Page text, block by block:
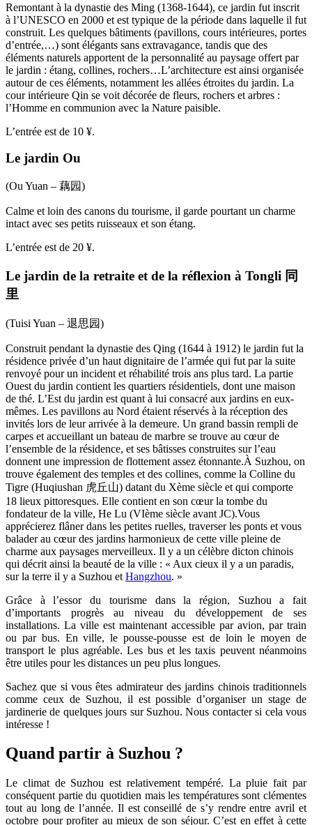
Remontant à la dynastie des Ming (1368-1644), ce jardin fut inscrit
à l’UNESCO en 2000 et est typique de la période dans laquelle il fut
construit. Les quelques bâtiments (pavillons, cours intérieures, portes
d’entrée,…) sont élégants sans extravagance, tandis que des
éléments naturels apportent de la personnalité au paysage offert par
le jardin : étang, collines, rochers…L’architecture est ainsi organisée
autour de ces éléments, notamment les allées étroites du jardin. La
cour intérieure Qin se voit décorée de fleurs, rochers et arbres :
l’Homme en communion avec la Nature paisible.
L’entrée est de 10 ¥.
Le jardin Ou
(Ou Yuan – 藕园)
Calme et loin des canons du tourisme, il garde pourtant un charme
intact avec ses petits ruisseaux et son étang.
L’entrée est de 20 ¥.
Le jardin de la retraite et de la réflexion à Tongli 同
里
(Tuisi Yuan – 退思园)
Construit pendant la dynastie des Qing (1644 à 1912) le jardin fut la
résidence privée d’un haut dignitaire de l’armée qui fut par la suite
renvoyé pour un incident et réhabilité trois ans plus tard. La partie
Ouest du jardin contient les quartiers résidentiels, dont une maison
de thé. L’Est du jardin est quant à lui consacré aux jardins en eux-
mêmes. Les pavillons au Nord étaient réservés à la réception des
invités lors de leur arrivée à la demeure. Un grand bassin rempli de
carpes et accueillant un bateau de marbre se trouve au cœur de
l’ensemble de la résidence, et ses bâtisses construites sur l’eau
donnent une impression de flottement assez étonnante.À Suzhou, on
trouve également des temples et des collines, comme la Colline du
Tigre (Huqiushan 虎丘山) datant du Xème siècle et qui comporte
18 lieux pittoresques. Elle contient en son cœur la tombe du
fondateur de la ville, He Lu (VIème siècle avant JC).Vous
apprécierez flâner dans les petites ruelles, traverser les ponts et vous
balader au cœur des jardins harmonieux de cette ville pleine de
charme aux paysages merveilleux. Il y a un célèbre dicton chinois
qui décrit ainsi la beauté de la ville : « Aux cieux il y a un paradis,
sur la terre il y a Suzhou et Hangzhou. »
Grâce à l’essor du tourisme dans la région, Suzhou a fait
d’importants progrès au niveau du développement de ses
installations. La ville est maintenant accessible par avion, par train
ou par bus. En ville, le pousse-pousse est de loin le moyen de
transport le plus agréable. Les bus et les taxis peuvent néanmoins
être utiles pour les distances un peu plus longues.
Sachez que si vous êtes admirateur des jardins chinois traditionnels
comme ceux de Suzhou, il est possible d’organiser un stage de
jardinerie de quelques jours sur Suzhou. Nous contacter si cela vous
intéresse !
Quand partir à Suzhou ?
Le climat de Suzhou est relativement tempéré. La pluie fait par
conséquent partie du quotidien mais les températures sont clémentes
tout au long de l’année. Il est conseillé de s’y rendre entre avril et
octobre pour profiter au mieux de son séjour. C’est en effet à cette